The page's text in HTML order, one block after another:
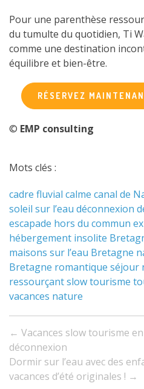
Pour une parenthèse
du tumulte du quotidien, Ti
comme une destination
équilibre et bien-être.
RÉSERVEZ
© EMP consulting
Mots clés :
cadre fluvial calme canal de
soleil sur l’eau déconnexion
escapade hors du commun
hébergement insolite
maisons sur l’eau Bretagne
Bretagne romantique séjour
ressourçantslow tourisme
vacances nature
Navigation
entre
les
← Vacances slow tourisme
déconnexion
Dormir sur l’eau avec des
vacances d’été originales ! →